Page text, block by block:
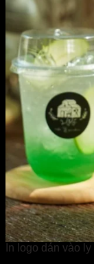
In logo dán vào